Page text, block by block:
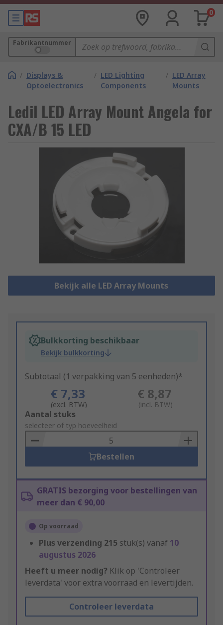
0
Fabrikantnummer
/ Displays &
Optoelectronics
/ LED Lighting
Components
/ LED Array
Mounts
Ledil LED Array Mount Angela for
CXA/B 15 LED
Bekijk alle LED Array Mounts
Bulkkorting beschikbaar
Bekijk bulkkorting
Subtotaal (1 verpakking van 5 eenheden)*
€ 7,33
(excl. BTW)
€ 8,87
(incl. BTW)
Add
to
Basket
Aantal stuks
selecteer of typ hoeveelheid
Bestellen
GRATIS bezorging voor bestellingen van
meer dan € 90,00
Op voorraad
Plus verzending 215 stuk(s) vanaf 10
augustus 2026
Heeft u meer nodig? Klik op 'Controleer
leverdata' voor extra voorraad en levertijden.
Controleer leverdata